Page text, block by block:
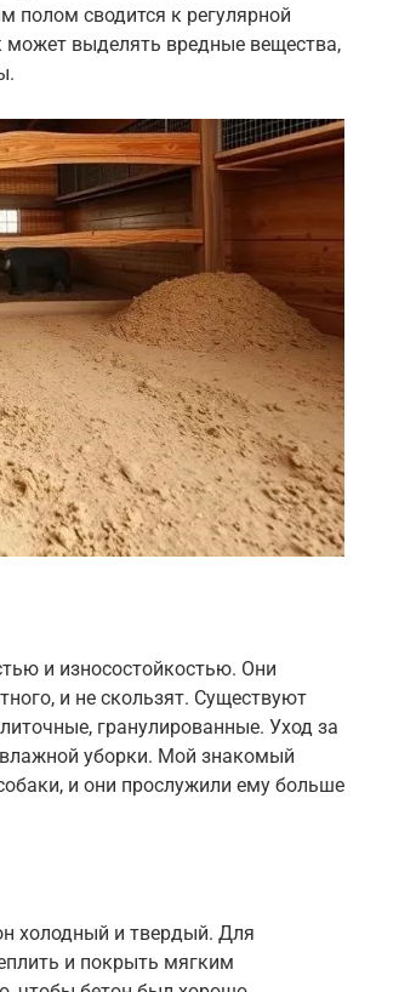
полом сводится к регулярной
выделять вредные вещества,
и износостойкостью. Они
и не скользят. Существуют
гранулированные. Уход за
уборки. Мой знакомый
и они прослужили ему больше
холодный и твердый. Для
и покрыть мягким